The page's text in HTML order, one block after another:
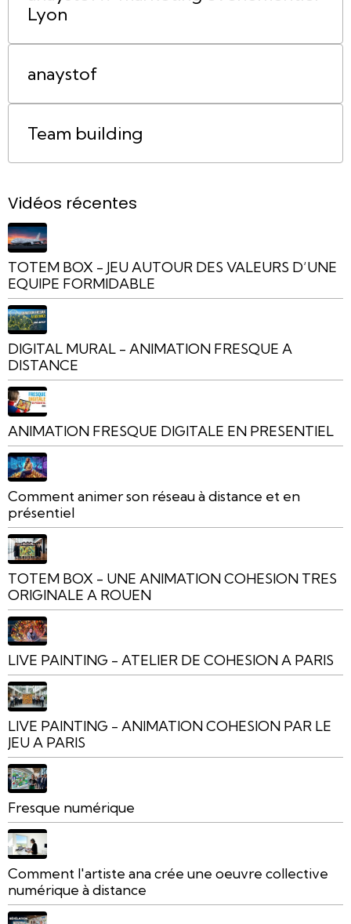
Lyon
anaystof
Team building
Vidéos récentes
TOTEM BOX - JEU AUTOUR DES VALEURS D’UNE
EQUIPE FORMIDABLE
DIGITAL MURAL - ANIMATION FRESQUE A
DISTANCE
ANIMATION FRESQUE DIGITALE EN PRESENTIEL
Comment animer son réseau à distance et en
présentiel
TOTEM BOX - UNE ANIMATION COHESION TRES
ORIGINALE A ROUEN
LIVE PAINTING - ATELIER DE COHESION A PARIS
LIVE PAINTING - ANIMATION COHESION PAR LE
JEU A PARIS
Fresque numérique
Comment l'artiste ana crée une oeuvre collective
numérique à distance